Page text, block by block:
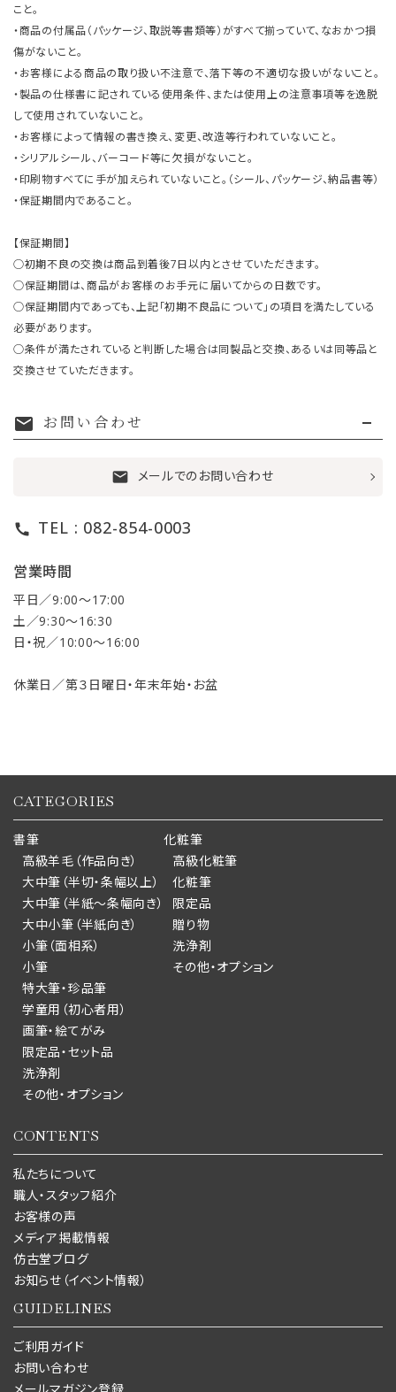
こと。
・商品の付属品（パッケージ、取説等書類等）がすべて揃っていて、なおかつ損
傷がないこと。
・お客様による商品の取り扱い不注意で、落下等の不適切な扱いがないこと。
・製品の仕様書に記されている使用条件、または使用上の注意事項等を逸脱
して使用されていないこと。
・お客様によって情報の書き換え、変更、改造等行われていないこと。
・シリアルシール、バーコード等に欠損がないこと。
・印刷物すべてに手が加えられていないこと。（シール、パッケージ、納品書等）
・保証期間内であること。
【保証期間】
○初期不良の交換は商品到着後7日以内とさせていただきます。
○保証期間は、商品がお客様のお手元に届いてからの日数です。
○保証期間内であっても、上記「初期不良品について」の項目を満たしている
必要があります。
○条件が満たされていると判断した場合は同製品と交換、あるいは同等品と
交換させていただきます。
mail お問い合わせ
mail メールでのお問い合わせ
call TEL : 082-854-0003
営業時間
平日／9:00〜17:00
土／9:30〜16:30
日・祝／10:00〜16:00
休業日／第３日曜日・年末年始・お盆
CATEGORIES
書筆
高級羊毛（作品向き）
大中筆（半切・条幅以上）
大中筆（半紙～条幅向き）
大中小筆（半紙向き）
小筆（面相系）
小筆
特大筆・珍品筆
学童用（初心者用）
画筆・絵てがみ
限定品・セット品
洗浄剤
その他・オプション
化粧筆
高級化粧筆
化粧筆
限定品
贈り物
洗浄剤
その他・オプション
CONTENTS
私たちについて
職人・スタッフ紹介
お客様の声
メディア掲載情報
仿古堂ブログ
お知らせ（イベント情報）
GUIDELINES
ご利用ガイド
お問い合わせ